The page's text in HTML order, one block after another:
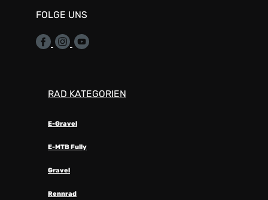
FOLGE UNS
RAD KATEGORIEN
E-Gravel
E-MTB Fully
Gravel
Rennrad